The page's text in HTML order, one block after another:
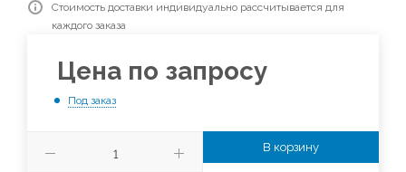
Стоимость доставки индивидуально рассчитывается для
каждого заказа
Цена по запросу
Под заказ
В корзину